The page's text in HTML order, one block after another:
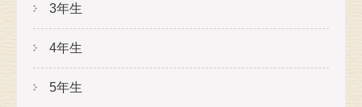
3年生
4年生
5年生